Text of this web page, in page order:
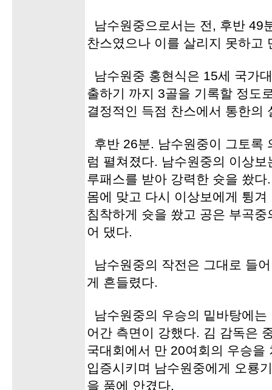
남수원중으로서는 전, 후반 49
찬스였으나 이를 살리지 못하고
남수원중 홍현식은 15세 국가
출하기 까지 3골을 기록할 정도
결정적인 득점 찬스에서 통한의
후반 26분. 남수원중이 그토록
럼 펼쳐졌다. 남수원중의 이상
루패스를 받아 강력한 슛을 쐈
몸에 맞고 다시 이상보에게 튕
침착하게 슛을 쐈고 공은 부곡
어 댔다.
남수원중의 작전은 그대로 들
게 흔들렸다.
남수원중의 우승의 밑바탕에
어간 측면이 강했다. 김 감독은
국대회에서 만 20여회의 우승을
입증시키며 남수원중에게 오룡
을 품에 안겼다.